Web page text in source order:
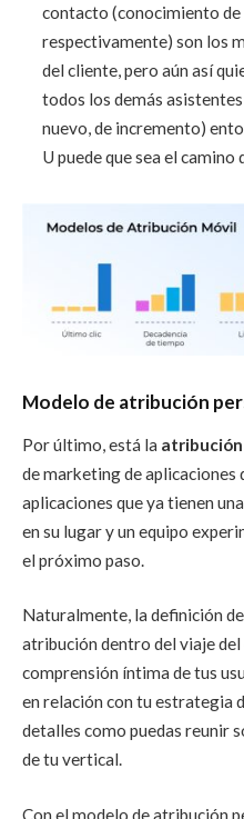
contacto (conocimiento de
respectivamente) son los
del cliente, pero aún así
todos los demás
nuevo, de incremento)
U puede que sea el camino
Modelo de atribución
Por último, está la
de marketing de aplicaciones
aplicaciones que ya tienen
en su lugar y un equipo
el próximo paso.
Naturalmente, la definición
atribución dentro del viaje
comprensión íntima de tus
en relación con tu estrategia
detalles como puedas reunir
de tu vertical.
Con el modelo de atribución